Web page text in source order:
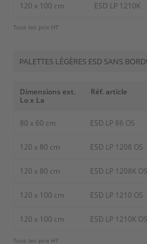
120 x 100 cm ESD LP 1210K
Tous les prix HT
PALETTES LÉGÈRES ESD SANS
Dimensions ext.
Lo x La
Réf. article
80 x 60 cm ESD LP 86 OS
120 x 80 cm ESD LP 1208 OS
120 x 80 cm ESD LP 1208K OS
120 x 100 cm ESD LP 1210 OS
120 x 100 cm ESD LP 1210K OS
Tous les prix HT